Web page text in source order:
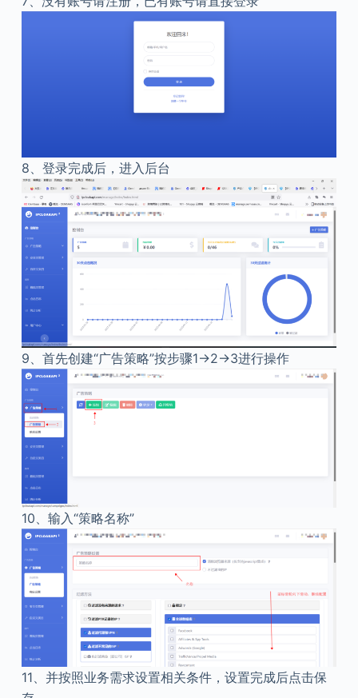
8、 登录完成后，进入后台
9、 首先创建“广告策略”按步骤1→2→3进行操作
10、输入“策略名称”
11、 并按照业务需求设置相关条件，设置完成后点击保